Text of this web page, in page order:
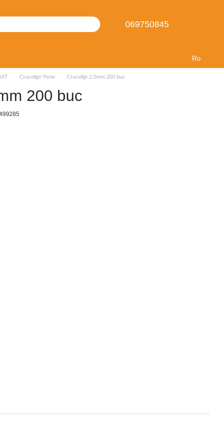
069750845
Ro
Cruceliţe/ Pene Cruceliţe 2.5mm 200 buc
200 buc